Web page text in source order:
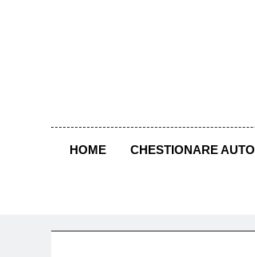
HOME CHESTIONARE AUTO